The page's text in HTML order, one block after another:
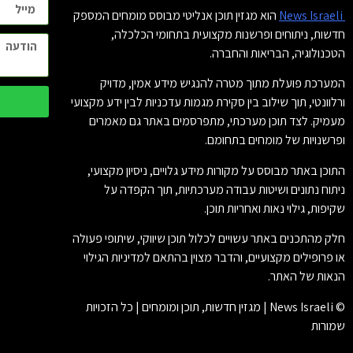
הוא מגזין תוכן אנליטי מבוסס מומחים המספק
חדשות, ניתוחים ופרשנות מקצועית בתחומי הכלכלה,
הטכנולוגיה, הבריאות והחברה.
המערכת פועלת מתוך מטרה להנגיש מידע אמין, מדויק
ורלוונטי, תוך שילוב בין סקירת מגמות עדכניות לבין ידע מקצועי
מעמיק. לצד תוכן מערכתי, מתפרסמים באתר גם מאמרים
ופרשנויות של מומחים בתחומם.
התוכן באתר מבוסס על מקורות מידע גלויים, ניסיון מקצועי,
ניתוח נתונים ושיטות עבודה מערכתיות, תוך הקפדה על
שקיפות, גילוי נאות ואחריות תוכן.
חלק מהתכנים באתר עשויים לכלול תוכן שיווקי, שיתופי פעולה
או פרופילים מקצועיים, והדבר מצוין בהתאם למדיניות הגילוי
הנאות של האתר.
© News Israeli | מגזין חדשות, תוכן ומומחים | כל הזכויות
שמורות